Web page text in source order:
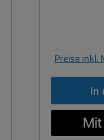
(58mm mit
54mm
Preise inkl.
In